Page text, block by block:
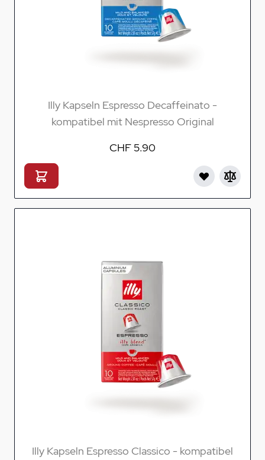
Illy Kapseln Espresso Decaffeinato -
kompatibel mit Nespresso Original
CHF 5.90
Illy Kapseln Espresso Classico - kompatibel